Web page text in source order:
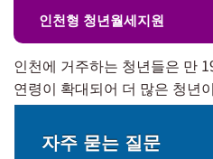
인천형 청년월세지원
인천에 거주하는 청년들은 만
연령이 확대되어 더 많은 청년
자주 묻는 질문